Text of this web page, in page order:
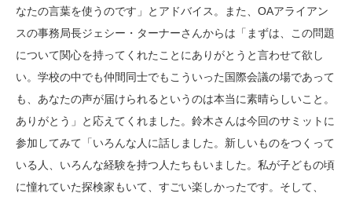
なたの言葉を使うのです」とアドバイス。また、OAアライアン
スの事務局長ジェシー・ターナーさんからは「まずは、この問題
について関心を持ってくれたことにありがとうと言わせて欲し
い。学校の中でも仲間同士でもこういった国際会議の場であって
も、あなたの声が届けられるというのは本当に素晴らしいこと。
ありがとう」と応えてくれました。鈴木さんは今回のサミットに
参加してみて「いろんな人に話しました。新しいものをつくって
いる人、いろんな経験を持つ人たちもいました。私が子どもの頃
に憧れていた探検家もいて、すごい楽しかったです。そして、